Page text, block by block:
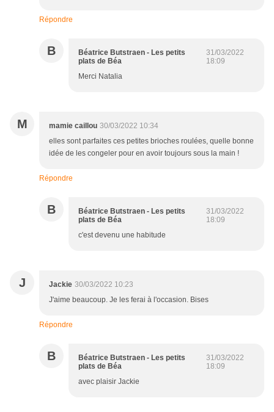
Répondre
B
Béatrice Butstraen - Les petits
plats de Béa
31/03/2022
18:09
Merci Natalia
M mamie caillou 30/03/2022 10:34
elles sont parfaites ces petites brioches roulées, quelle bonne
idée de les congeler pour en avoir toujours sous la main !
Répondre
B
Béatrice Butstraen - Les petits
plats de Béa
31/03/2022
18:09
c'est devenu une habitude
J Jackie 30/03/2022 10:23
J'aime beaucoup. Je les ferai à l'occasion. Bises
Répondre
B
Béatrice Butstraen - Les petits
plats de Béa
31/03/2022
18:09
avec plaisir Jackie